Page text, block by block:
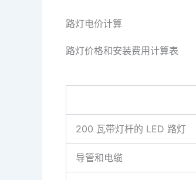
路灯电价计算
路灯价格和安装费用计算表
200 瓦带灯杆的 LED 路灯
导管和电缆